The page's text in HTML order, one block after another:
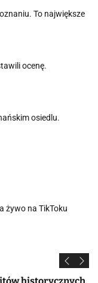
To największe
ocenę.
osiedlu.
żywo na TikToku